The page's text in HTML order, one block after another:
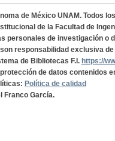
de México UNAM. Todos
de la Facultad de
personales de investigación o
responsabilidad exclusiva
de Bibliotecas F.I. https://
de datos contenidos
Política de calidad
Franco García.